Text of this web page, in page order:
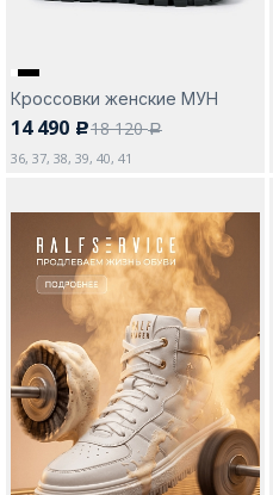
Кроссовки женские МУН
14 490 c18 120a
36, 37, 38, 39, 40, 41